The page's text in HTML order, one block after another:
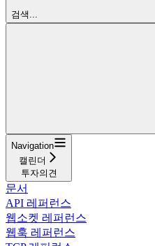
검색...
Navigation
캘린더
투자의견
문서
API 레퍼런스
웹소켓 레퍼런스
웹훅 레퍼런스